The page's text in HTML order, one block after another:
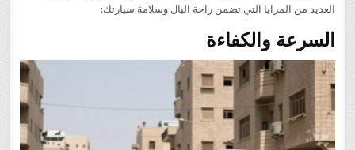
العديد من المزايا التي تضمن راحة البال وسلامة سيارتك:
السرعة والكفاءة